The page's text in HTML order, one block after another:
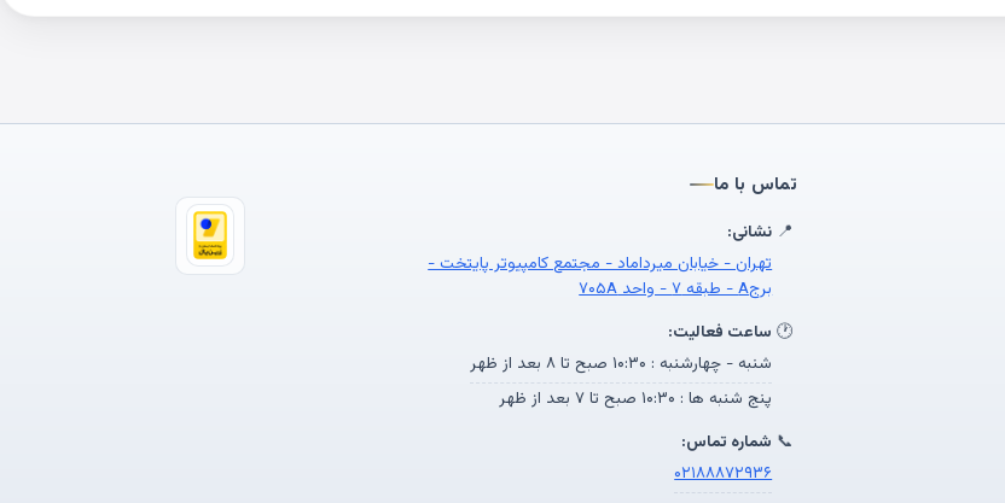
تماس با ما
📍 نشانی:
تهران - خیابان میرداماد - مجتمع کامپیوتر پایتخت -
برجA - طبقه ۷ - واحد ۷۰۵A
🕐 ساعت فعالیت:
شنبه - چهارشنبه : ۱۰:۳۰ صبح تا ۸ بعد از ظهر
پنج شنبه ها : ۱۰:۳۰ صبح تا ۷ بعد از ظهر
📞 شماره تماس:
۰۲۱۸۸۸۷۲۹۳۶